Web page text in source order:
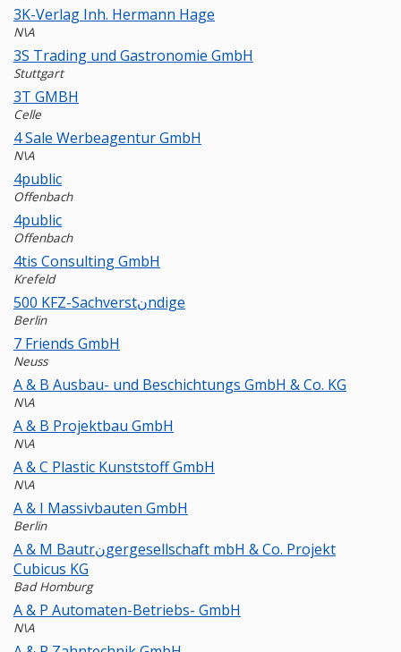
3K-Verlag Inh. Hermann Hage
N\A
3S Trading und Gastronomie GmbH
Stuttgart
3T GMBH
Celle
4 Sale Werbeagentur GmbH
N\A
4public
Offenbach
4public
Offenbach
4tis Consulting GmbH
Krefeld
500 KFZ-Sachverstنndige
Berlin
7 Friends GmbH
Neuss
A & B Ausbau- und Beschichtungs GmbH & Co. KG
N\A
A & B Projektbau GmbH
N\A
A & C Plastic Kunststoff GmbH
N\A
A & I Massivbauten GmbH
Berlin
A & M Bautrنgergesellschaft mbH & Co. Projekt
Cubicus KG
Bad Homburg
A & P Automaten-Betriebs- GmbH
N\A